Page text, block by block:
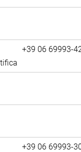
+39 06 69993-
+39 06 69993-